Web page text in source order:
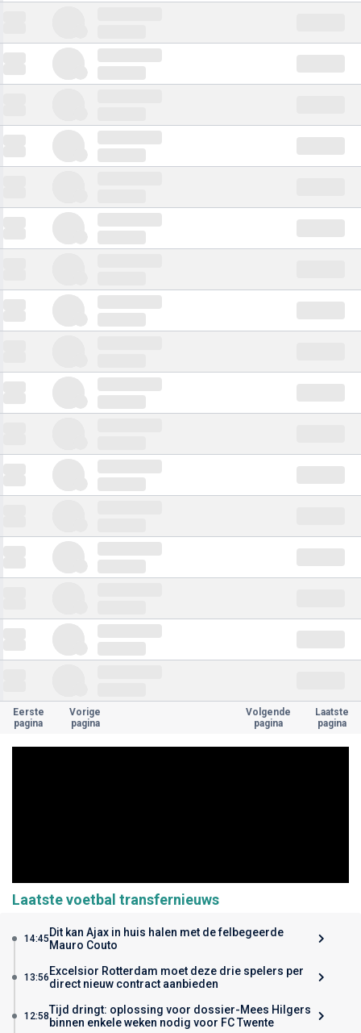
Eerste
pagina
Vorige
pagina
Volgende
pagina
Laatste
pagina
Laatste voetbal transfernieuws
14:45 Dit kan Ajax in huis halen met de felbegeerde
Mauro Couto
13:56 Excelsior Rotterdam moet deze drie spelers per
direct nieuw contract aanbieden
12:58Tijd dringt: oplossing voor dossier-Mees Hilgers
binnen enkele weken nodig voor FC Twente